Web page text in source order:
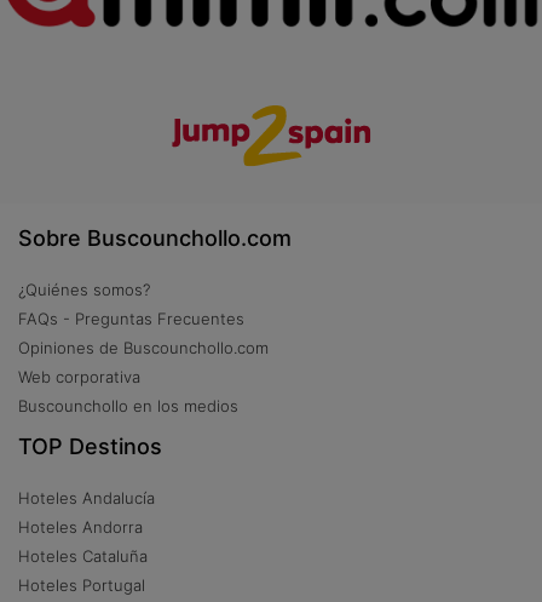
Sobre Buscounchollo.com
¿Quiénes somos?
FAQs - Preguntas Frecuentes
Opiniones de Buscounchollo.com
Web corporativa
Buscounchollo en los medios
TOP Destinos
Hoteles Andalucía
Hoteles Andorra
Hoteles Cataluña
Hoteles Portugal